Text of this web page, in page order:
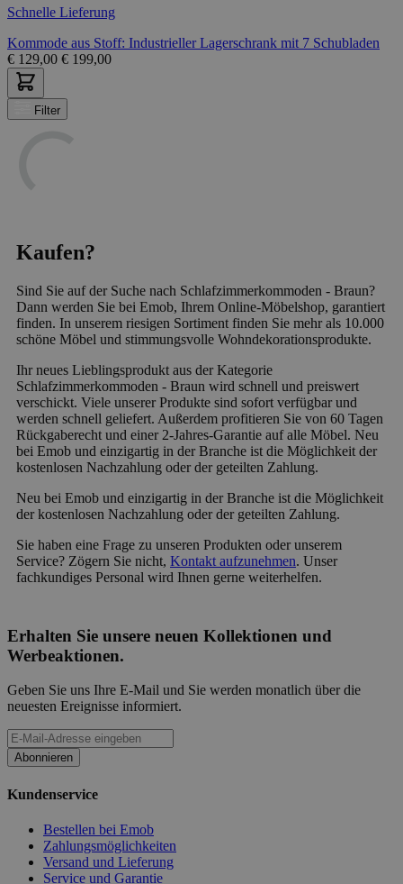
Schnelle Lieferung
Kommode aus Stoff: Industrieller Lagerschrank mit 7 Schubladen
€ 129,00 € 199,00
Filter
Kaufen?
Sind Sie auf der Suche nach Schlafzimmerkommoden - Braun?
Dann werden Sie bei Emob, Ihrem Online-Möbelshop, garantiert
finden. In unserem riesigen Sortiment finden Sie mehr als 10.000
schöne Möbel und stimmungsvolle Wohndekorationsprodukte.
Ihr neues Lieblingsprodukt aus der Kategorie
Schlafzimmerkommoden - Braun wird schnell und preiswert
verschickt. Viele unserer Produkte sind sofort verfügbar und
werden schnell geliefert. Außerdem profitieren Sie von 60 Tagen
Rückgaberecht und einer 2-Jahres-Garantie auf alle Möbel. Neu
bei Emob und einzigartig in der Branche ist die Möglichkeit der
kostenlosen Nachzahlung oder der geteilten Zahlung.
Neu bei Emob und einzigartig in der Branche ist die Möglichkeit
der kostenlosen Nachzahlung oder der geteilten Zahlung.
Sie haben eine Frage zu unseren Produkten oder unserem
Service? Zögern Sie nicht, Kontakt aufzunehmen. Unser
fachkundiges Personal wird Ihnen gerne weiterhelfen.
Erhalten Sie unsere neuen Kollektionen und
Werbeaktionen.
Geben Sie uns Ihre E-Mail und Sie werden monatlich über die
neuesten Ereignisse informiert.
Abonnieren
Kundenservice
Bestellen bei Emob
Zahlungsmöglichkeiten
Versand und Lieferung
Service und Garantie